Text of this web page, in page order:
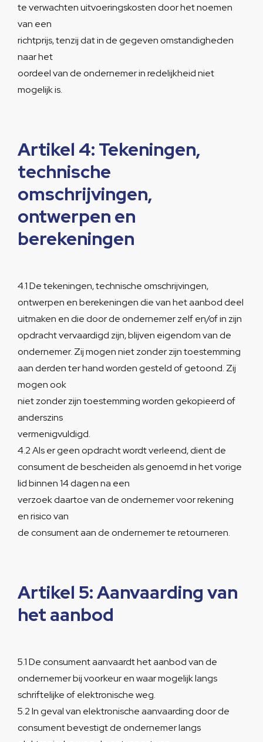
te verwachten uitvoeringskosten door het noemen
van een
richtprijs, tenzij dat in de gegeven omstandigheden
naar het
oordeel van de ondernemer in redelijkheid niet
mogelijk is.
Artikel 4: Tekeningen,
technische
omschrijvingen,
ontwerpen en
berekeningen
4.1 De tekeningen, technische omschrijvingen,
ontwerpen en berekeningen die van het aanbod deel
uitmaken en die door de ondernemer zelf en/of in zijn
opdracht vervaardigd zijn, blijven eigendom van de
ondernemer. Zij mogen niet zonder zijn toestemming
aan derden ter hand worden gesteld of getoond. Zij
mogen ook
niet zonder zijn toestemming worden gekopieerd of
anderszins
vermenigvuldigd.
4.2 Als er geen opdracht wordt verleend, dient de
consument de bescheiden als genoemd in het vorige
lid binnen 14 dagen na een
verzoek daartoe van de ondernemer voor rekening
en risico van
de consument aan de ondernemer te retourneren.
Artikel 5: Aanvaarding van
het aanbod
5.1 De consument aanvaardt het aanbod van de
ondernemer bij voorkeur en waar mogelijk langs
schriftelijke of elektronische weg.
5.2 In geval van elektronische aanvaarding door de
consument bevestigt de ondernemer langs